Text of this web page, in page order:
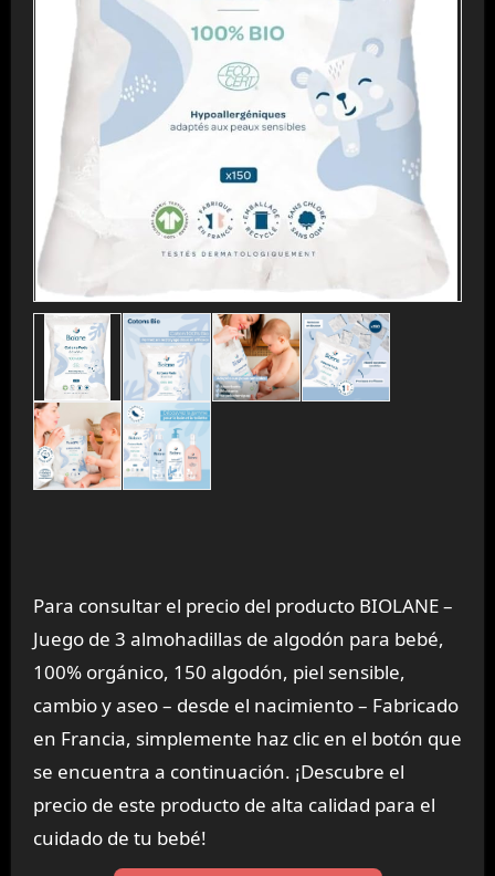
Para consultar el precio del producto BIOLANE –
Juego de 3 almohadillas de algodón para bebé,
100% orgánico, 150 algodón, piel sensible,
cambio y aseo – desde el nacimiento – Fabricado
en Francia, simplemente haz clic en el botón que
se encuentra a continuación. ¡Descubre el
precio de este producto de alta calidad para el
cuidado de tu bebé!